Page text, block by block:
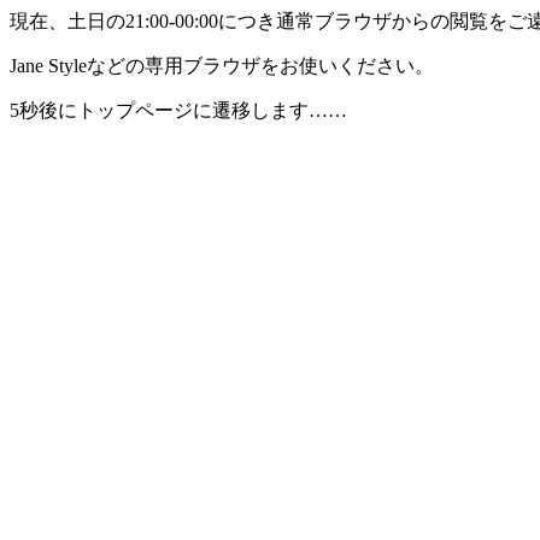
現在、土日の21:00-00:00につき通常ブラウザからの閲覧をご
Jane Styleなどの専用ブラウザをお使いください。
5秒後にトップページに遷移します……